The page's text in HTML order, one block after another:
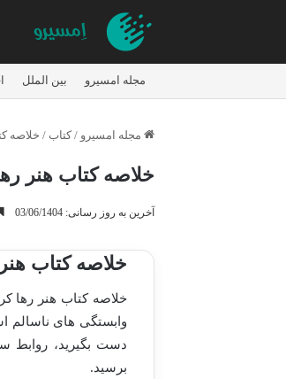
مجله امسیرو بین الملل
مجله امسیرو / کتاب / خلاصه
خلاصه کتاب هنر
آخرین به روز رسانی: 03/06/1404
خلاصه کتاب
خلاصه کتاب هنر رها
وابستگی های ناسالم
دست بگیرید، روابط
برسید.